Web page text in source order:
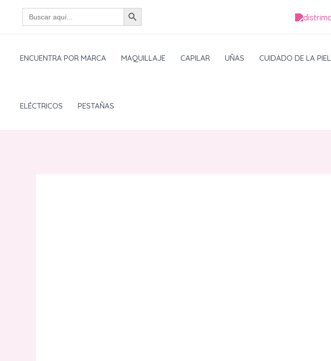
Buscar: BOTÓN DE BÚSQUEDA
ENCUENTRA POR MARCA MAQUILLAJE CAPILAR UÑAS CUIDADO DE LA PIEL
ELÉCTRICOS PESTAÑAS